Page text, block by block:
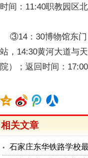
时间：11:40职教园区
③14：30博物馆东门
站，14:30黄河大道与
院）；返回时间：
相关文章
石家庄东华铁路学校